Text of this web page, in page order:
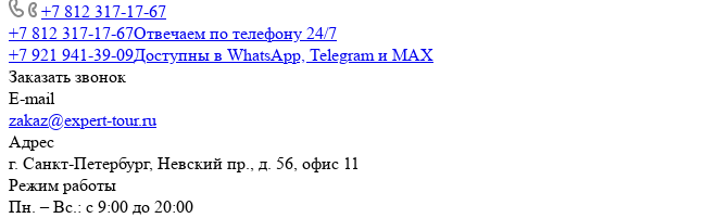
+7 812 317-17-67
+7 812 317-17-67Отвечаем по телефону 24/7
+7 921 941-39-09Доступны в WhatsApp, Telegram и MAX
Заказать звонок
E-mail
zakaz@expert-tour.ru
Адрес
г. Санкт-Петербург, Невский пр., д. 56, офис 11
Режим работы
Пн. – Вс.: с 9:00 до 20:00